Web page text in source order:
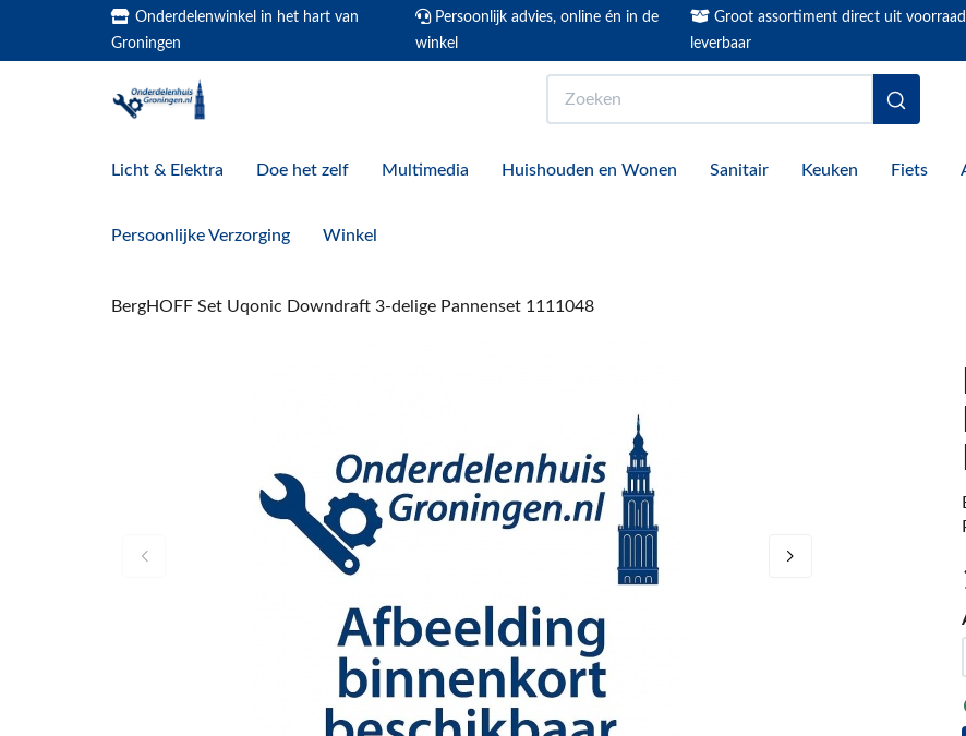
Onderdelenwinkel in het hart van
Groningen
Persoonlijk advies, online én in de
winkel
Groot assortiment direct uit voorraad
leverbaar
Licht & Elektra Doe het zelf Multimedia Huishouden en Wonen Sanitair Keuken Fiets
Persoonlijke Verzorging Winkel
BergHOFF Set Uqonic Downdraft 3-delige Pannenset 1111048